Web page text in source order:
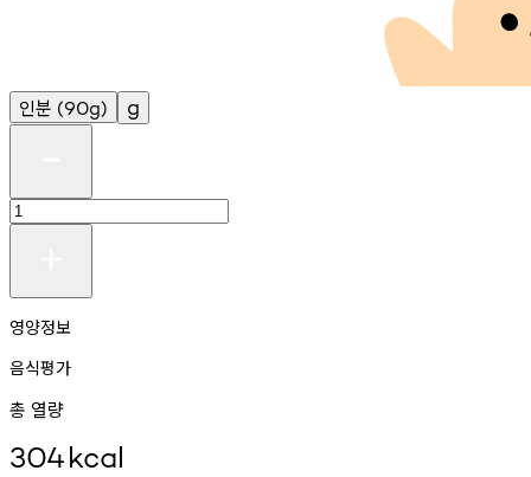
인분 (90g) g
영양정보
음식평가
총 열량
304kcal